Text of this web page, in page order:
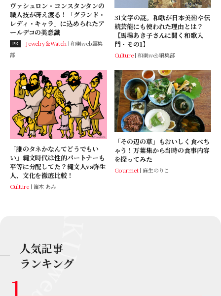
ヴァシュロン・コンスタンタンの
職人技が冴え渡る！「グランド・
レディ・キャラ」に込められたア
ールデコの美意識
PR Jewelry＆Watch 和樂web編集
部
31文字の謎。和歌が日本美術や伝
統芸能にも使われた理由とは？
【馬場あき子さんに聞く和歌入
門・その1】
Culture 和樂web編集部
「誰のタネかなんてどうでもい
い」縄文時代は性的パートナーも
平等に分配してた？縄文人vs弥生
人、文化を徹底比較！
Culture 笛木 あみ
「その辺の草」もおいしく食べち
ゃう！万葉集から当時の食事内容
を探ってみた
Gourmet 麻生のりこ
人気記事
ランキング